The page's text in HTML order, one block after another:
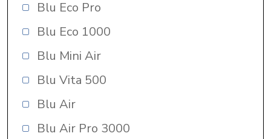
Blu Eco Pro
Blu Eco 1000
Blu Mini Air
Blu Vita 500
Blu Air
Blu Air Pro 3000